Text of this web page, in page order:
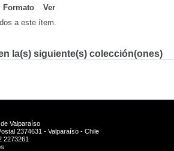
Formato
Ver
a este ítem.
la(s) siguiente(s) colección(ones)
Valparaíso
2374631 - Valparaíso - Chile
2273261